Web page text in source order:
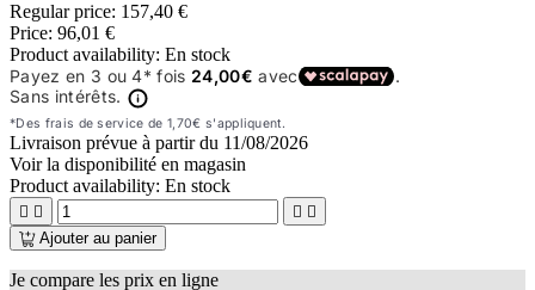
Regular price: 157,40 €
Price: 96,01 €
Product availability: En stock
Livraison prévue à partir du 11/08/2026
Voir la disponibilité en magasin
Product availability: En stock
   
Ajouter au panier
Je compare les prix en ligne